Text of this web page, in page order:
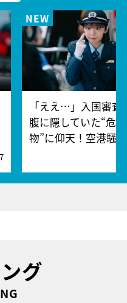
「ええ…」入国審査
腹に隠していた“危
物”に仰天！空港騒
グ